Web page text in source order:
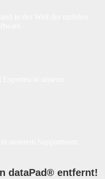
dataPad® entfernt!